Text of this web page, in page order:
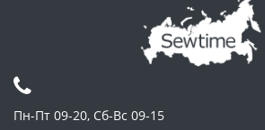
Пн-Пт 09-20, Сб-Вс 09-15